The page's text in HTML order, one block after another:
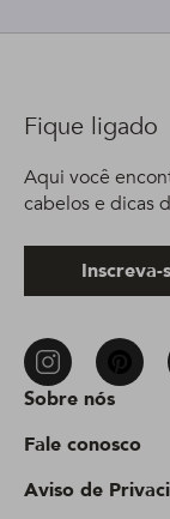
Sobre nós
Fale conosco
Aviso de
Fique ligado
Aqui você
cabelos e dicas
Inscreva-